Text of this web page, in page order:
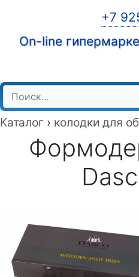
+7
On-line
Каталог › колодки для